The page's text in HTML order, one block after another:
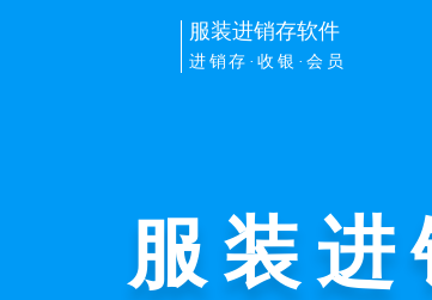
服装进销存软件
进销存·收银·会员
服装进